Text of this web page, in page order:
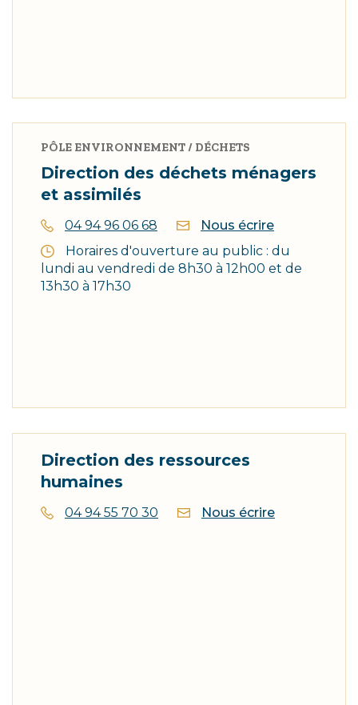
PÔLE ENVIRONNEMENT / DÉCHETS
Direction des déchets ménagers
et assimilés
04 94 96 06 68
Nous écrire
Horaires d'ouverture au public : du
lundi au vendredi de 8h30 à 12h00 et de
13h30 à 17h30
Direction des ressources
humaines
04 94 55 70 30 Nous écrire